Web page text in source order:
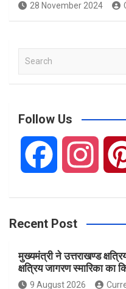
28 November 2024
a
c
Follow Us
c
e
s
t
Recent Post
मुख्यमंत्री ने उत्तराखण्ड
क्षत्रिय जागरण स्मारिका का
9 August 2026